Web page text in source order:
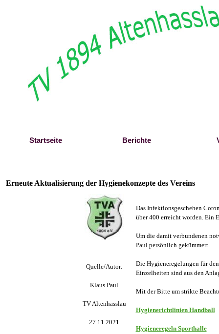
Startseite Berichte
Erneute Aktualisierung der Hygienekonzepte des Vereins
Quelle/Autor:
Klaus Paul
TV Altenhasslau
27.11.2021
Das Infektionsgeschehen
über 400 erreicht worden. Ein
Um die damit verbundenen
Paul persönlich gekümmert.
Die Hygieneregelungen für
Einzelheiten sind aus den
Mit der Bitte um strikte
Hygienerichtlinien Handball
Hygieneregeln Sporthalle